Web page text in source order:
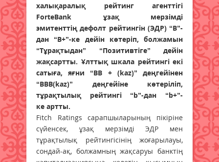
халықаралық рейтинг агенттігі
ForteBank ұзақ мерзімді
эмитенттің дефолт рейтингін (ЭДР) “В”-
дан “В+”-ке дейін көтеріп, болжамын
“Тұрақтыдан” “Позитивтіге” дейін
жақсартты. Ұлттық шкала рейтингі екі
сатыға, яғни “BB + (kaz)” деңгейінен
“BBB(kaz)” деңгейіне көтеріліп,
тұрақтылық рейтингі “b”-дан “b+”-
ке артты.
Fitch Ratings сарапшыларының пікіріне
сүйенсек, ұзақ мерзімді ЭДР мен
тұрақтылық рейтингісінің жоғарылауы,
сондай-ақ, болжамның жақсаруы банктің